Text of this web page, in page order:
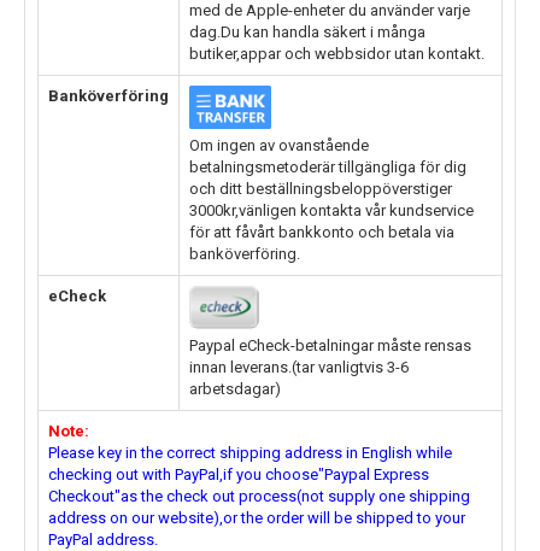
med de Apple-enheter du använder varje
dag.Du kan handla säkert i många
butiker,appar och webbsidor utan kontakt.
Banköverföring
Om ingen av ovanstående
betalningsmetoderär tillgängliga för dig
och ditt beställningsbeloppöverstiger
3000kr,vänligen kontakta vår kundservice
för att fåvårt bankkonto och betala via
banköverföring.
eCheck
Paypal eCheck-betalningar måste rensas
innan leverans.(tar vanligtvis 3-6
arbetsdagar)
Note:
Please key in the correct shipping address in English while
checking out with PayPal,if you choose"Paypal Express
Checkout"as the check out process(not supply one shipping
address on our website),or the order will be shipped to your
PayPal address.